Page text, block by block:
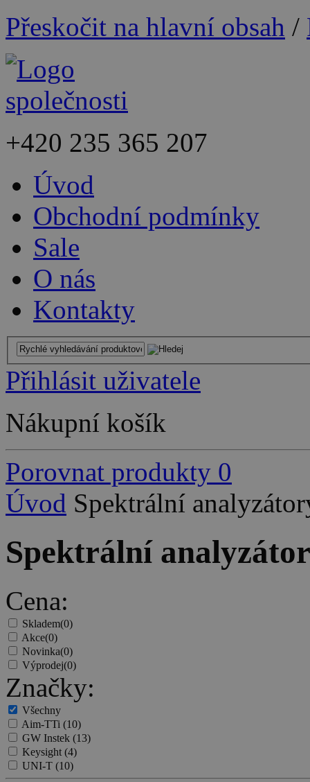
Přeskočit na hlavní obsah /
+420 235 365 207
Úvod
Obchodní podmínky
Sale
O nás
Kontakty
Přihlásit uživatele
Nákupní košík
Porovnat produkty 0
Úvod Spektrální
Spektrální
Cena:
Skladem(0)
Akce(0)
Novinka(0)
Výprodej(0)
Značky:
Všechny
Aim-TTi (10)
GW Instek (13)
Keysight(4)
UNI-T (10)